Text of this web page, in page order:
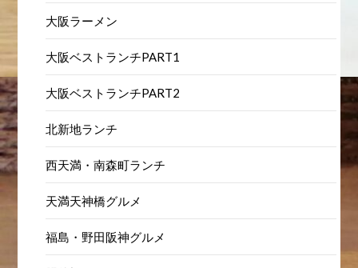
大阪ラーメン
大阪ベストランチPART1
大阪ベストランチPART2
北新地ランチ
西天満・南森町ランチ
天満天神橋グルメ
福島・野田阪神グルメ